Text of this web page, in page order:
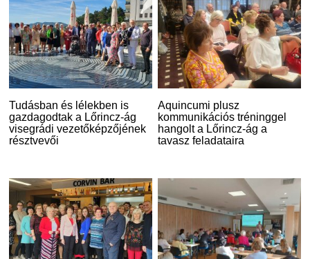
Tudásban és lélekben is
gazdagodtak a Lőrincz-ág
visegrádi vezetőképzőjének
résztvevői
Aquincumi plusz
kommunikációs tréninggel
hangolt a Lőrincz-ág a
tavasz feladataira